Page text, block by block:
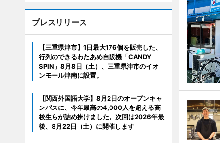
プレスリリース
【三重県津市】1日最大176個を販売した、
行列のできるわたあめ自販機「CANDY
SPIN」8月8日（土）、三重県津市のイオ
ンモール津南に設置。
【関西外国語大学】8月2日のオープンキャ
ンパスに、今年最高の4,000人を超える高
校生らが詰め掛けました。次回は2026年最
後、8月22日（土）に開催します